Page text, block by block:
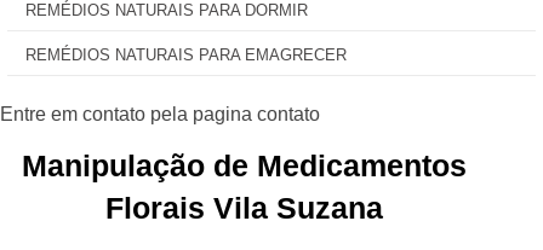
REMÉDIOS NATURAIS PARA DORMIR
REMÉDIOS NATURAIS PARA EMAGRECER
Manipulação de Medicamentos
Florais Vila Suzana